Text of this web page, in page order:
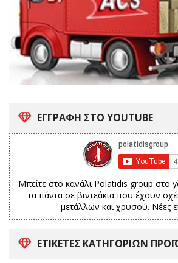
ΕΓΓΡΑΦΗ ΣΤΟ YOUTUBE
Μπείτε στο κανάλι Polatidis group στο
τα πάντα σε βιντεάκια που έχουν
μετάλλων και χρυσού. Νέες
ΕΤΙΚΈΤΕΣ ΚΑΤΗΓΟΡΙΏΝ